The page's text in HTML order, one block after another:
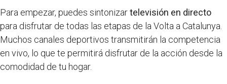
Para empezar, puedes sintonizartelevisión en directo
para disfrutar de todas las etapas de la Volta a Catalunya.
Muchos canales deportivos transmitirán la competencia
en vivo, lo que te permitirá disfrutar de la acción desde la
comodidad de tu hogar.